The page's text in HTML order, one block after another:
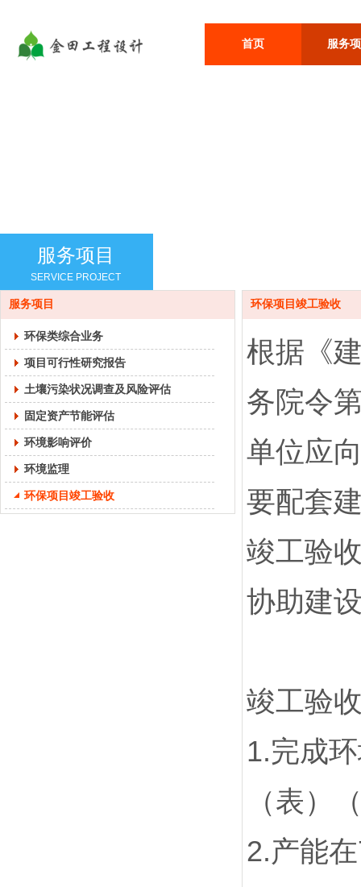
首页 服务
服务项目
SERVICE PROJECT
服务项目
环保类综合业务
项目可行性研究报告
土壤污染状况调查及风险评估
固定资产节能评估
环境影响评价
环境监理
环保项目竣工验收
环保项目竣工验收
根据《
务院令
单位应
要配套
竣工验
协助建
竣工验
1.完成
（表）
2.产能